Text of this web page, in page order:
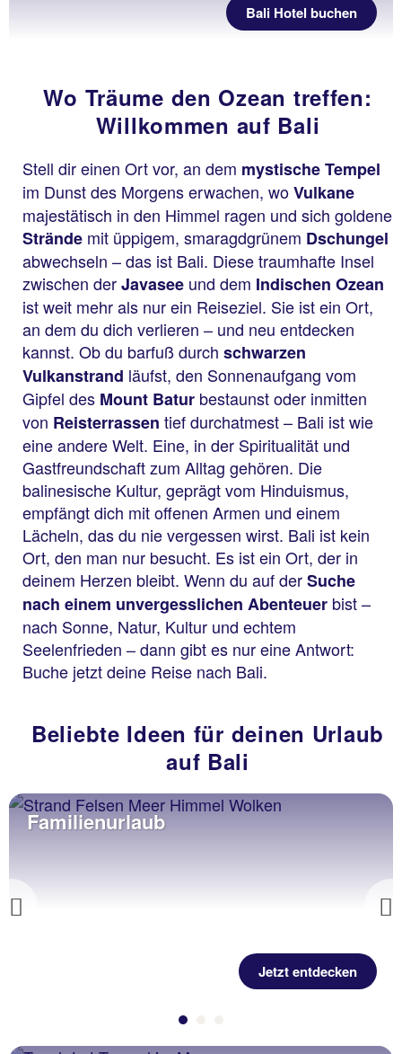
Bali Hotel buchen
Wo Träume den Ozean treffen:
Willkommen auf Bali
Stell dir einen Ort vor, an dem mystische Tempel
im Dunst des Morgens erwachen, woVulkane
majestätisch in den Himmel ragen und sich goldene
Strände mit üppigem, smaragdgrünem Dschungel
abwechseln – das ist Bali. Diese traumhafte Insel
zwischen derJavasee und dem Indischen Ozean
ist weit mehr als nur ein Reiseziel. Sie ist ein Ort,
an dem du dich verlieren – und neu entdecken
kannst. Ob du barfuß durch schwarzen
Vulkanstrand läufst, den Sonnenaufgang vom
Gipfel des Mount Batur bestaunst oder inmitten
von Reisterrassen tief durchatmest – Bali ist wie
eine andere Welt. Eine, in der Spiritualität und
Gastfreundschaft zum Alltag gehören. Die
balinesische Kultur, geprägt vom Hinduismus,
empfängt dich mit offenen Armen und einem
Lächeln, das du nie vergessen wirst. Bali ist kein
Ort, den man nur besucht. Es ist ein Ort, der in
deinem Herzen bleibt. Wenn du auf derSuche
nach einem unvergesslichen Abenteuer bist –
nach Sonne, Natur, Kultur und echtem
Seelenfrieden – dann gibt es nur eine Antwort:
Buche jetzt deine Reise nach Bali.
Beliebte Ideen für deinen Urlaub
auf Bali
Previous
Familienurlaub
Jetzt entdecken